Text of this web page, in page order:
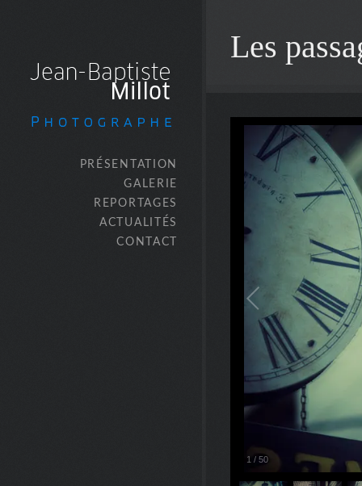
PRÉSENTATION
GALERIE
REPORTAGES
ACTUALITÉS
CONTACT
Les
1 / 50